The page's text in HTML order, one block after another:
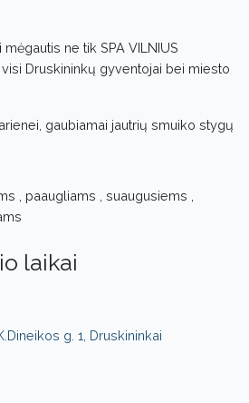
ne tik SPA VILNIUS
Druskininkų gyventojai bei miesto
gaubiamai jautrių smuiko stygų
, paaugliams , suaugusiems ,
laikai
K.Dineikos g. 1, Druskininkai